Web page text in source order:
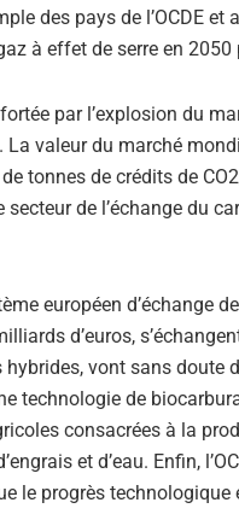
des pays de l’OCDE
à effet de serre en
par l’explosion du
valeur du marché
tonnes de crédits de
de l’échange du
européen d’échange
d’euros,
vont sans
technologie de
consacrées à la
et d’eau. Enfin,
progrès technologique